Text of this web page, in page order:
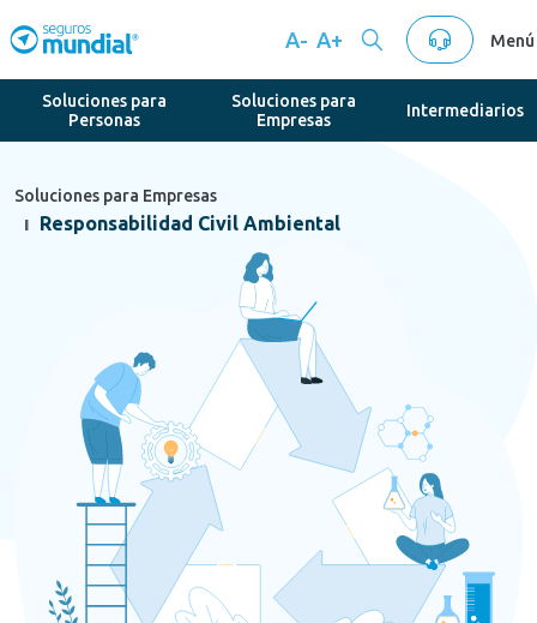
A- A+ Menú
Soluciones para
Personas
Soluciones para
Empresas
Intermediarios
Soluciones para Empresas
Responsabilidad Civil Ambiental